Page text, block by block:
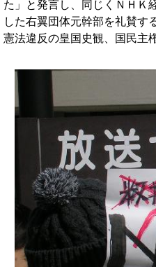
た」と発言し、同じくＮＨＫ
した右翼団体元幹部を礼賛す
憲法違反の皇国史観、国民主